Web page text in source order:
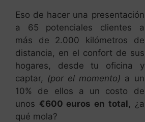
Eso de hacer una presentación
a 65 potenciales clientes a
más de 2.000 kilómetros de
distancia, en el confort de sus
hogares, desde tu oficina y
captar, (por el momento) a un
10% de ellos a un costo de
unos €600 euros en total, ¿a
qué mola?